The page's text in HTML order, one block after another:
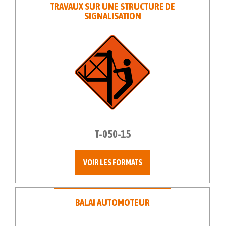
TRAVAUX SUR UNE STRUCTURE DE
SIGNALISATION
T-050-15
VOIR LES FORMATS
BALAI AUTOMOTEUR